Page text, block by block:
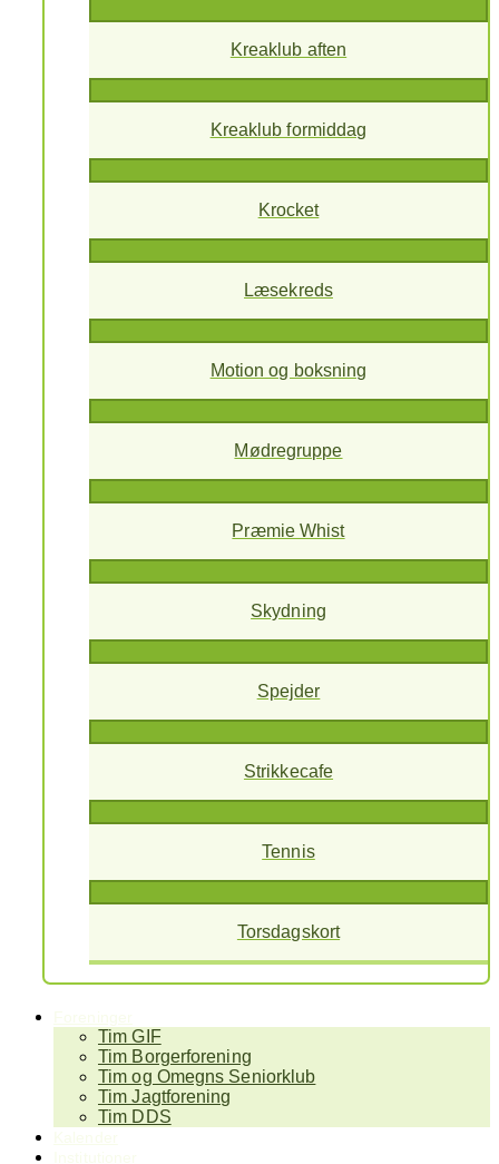
Kreaklub aften
Kreaklub formiddag
Krocket
Læsekreds
Motion og boksning
Mødregruppe
Præmie Whist
Skydning
Spejder
Strikkecafe
Tennis
Torsdagskort
Tim GIF
Tim Borgerforening
Tim og Omegns Seniorklub
Tim Jagtforening
Tim DDS